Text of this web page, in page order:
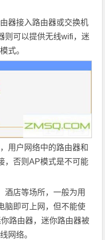
器接入路由器或交换机
则可以提供无线wifi，迷
式。
用户网络中的路由器和
，否则AP模式是不可能
酒店等场所，一般为用
脑即可上网，但不能使
路由器，迷你路由器被
网络。